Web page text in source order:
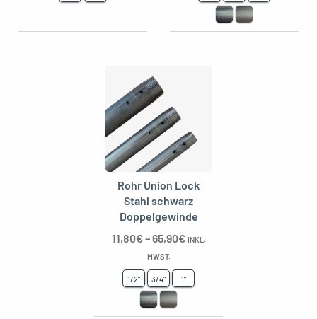
Rohr Union Lock
Stahl schwarz
Doppelgewinde
11,80€–65,90€ INKL.
MWST.
1/2" 3/4" 1"